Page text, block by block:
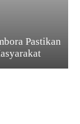
Pastikan